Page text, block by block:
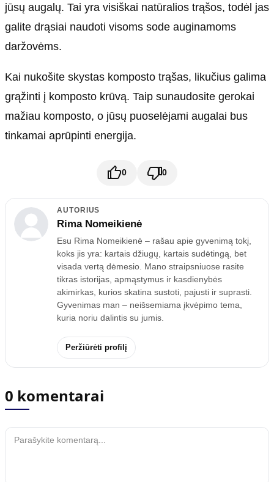
jūsų augalų. Tai yra visiškai natūralios trąšos, todėl jas
galite drąsiai naudoti visoms sode auginamoms
daržovėms.
Kai nukošite skystas komposto trąšas, likučius galima
grąžinti į komposto krūvą. Taip sunaudosite gerokai
mažiau komposto, o jūsų puoselėjami augalai bus
tinkamai aprūpinti energija.
0 0
AUTORIUS
Rima Nomeikienė
Esu Rima Nomeikienė – rašau apie gyvenimą tokį,
koks jis yra: kartais džiugų, kartais sudėtingą, bet
visada vertą dėmesio. Mano straipsniuose rasite
tikras istorijas, apmąstymus ir kasdienybės
akimirkas, kurios skatina sustoti, pajusti ir suprasti.
Gyvenimas man – neišsemiama įkvėpimo tema,
kuria noriu dalintis su jumis.
Peržiūrėti profilį
0 komentarai